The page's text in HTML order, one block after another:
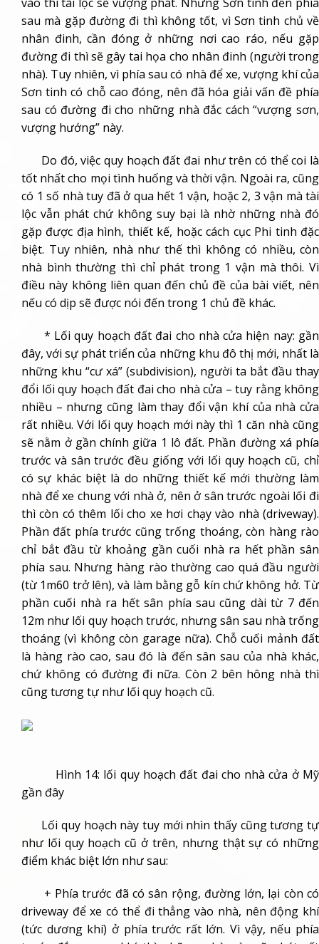
sau mà gặp đường đi thì không tốt, vì Sơn tinh chủ về
nhân đinh, cần đóng ở những nơi cao ráo, nếu gặp
đường đi thì sẽ gây tai họa cho nhân đinh (người trong
nhà). Tuy nhiên, vì phía sau có nhà để xe, vượng khí của
Sơn tinh có chỗ cao đóng, nên đã hóa giải vấn đề phía
sau có đường đi cho những nhà đắc cách “vượng sơn,
vượng hướng” này.
Do đó, việc quy hoạch đất đai như trên có thể coi là
tốt nhất cho mọi tình huống và thời vận. Ngoài ra, cũng
có 1 số nhà tuy đã ở qua hết 1 vận, hoặc 2, 3 vận mà tài
lộc vẫn phát chứ không suy bại là nhờ những nhà đó
gặp được địa hình, thiết kế, hoặc cách cục Phi tinh đặc
biệt. Tuy nhiên, nhà như thế thì không có nhiều, còn
nhà bình thường thì chỉ phát trong 1 vận mà thôi. Vì
điều này không liên quan đến chủ đề của bài viết, nên
nếu có dịp sẽ được nói đến trong 1 chủ đề khác.
* Lối quy hoạch đất đai cho nhà cửa hiện nay: gần
đây, với sự phát triển của những khu đô thị mới, nhất là
những khu “cư xá” (subdivision), người ta bắt đầu thay
đổi lối quy hoạch đất đai cho nhà cửa – tuy rằng không
nhiều – nhưng cũng làm thay đổi vận khí của nhà cửa
rất nhiều. Với lối quy hoạch mới này thì 1 căn nhà cũng
sẽ nằm ở gần chính giữa 1 lô đất. Phần đường xá phía
trước và sân trước đều giống với lối quy hoạch cũ, chỉ
có sự khác biệt là do những thiết kế mới thường làm
nhà để xe chung với nhà ở, nên ở sân trước ngoài lối đi
thì còn có thêm lối cho xe hơi chạy vào nhà (driveway).
Phần đất phía trước cũng trống thoáng, còn hàng rào
chỉ bắt đầu từ khoảng gần cuối nhà ra hết phần sân
phía sau. Nhưng hàng rào thường cao quá đầu người
(từ 1m60 trở lên), và làm bằng gỗ kín chứ không hở. Từ
phần cuối nhà ra hết sân phía sau cũng dài từ 7 đến
12m như lối quy hoạch trước, nhưng sân sau nhà trống
thoáng (vì không còn garage nữa). Chỗ cuối mảnh đất
là hàng rào cao, sau đó là đến sân sau của nhà khác,
chứ không có đường đi nữa. Còn 2 bên hông nhà thì
cũng tương tự như lối quy hoạch cũ.
Hình 14: lối quy hoạch đất đai cho nhà cửa ở Mỹ
gần đây
Lối quy hoạch này tuy mới nhìn thấy cũng tương tự
như lối quy hoạch cũ ở trên, nhưng thật sự có những
điểm khác biệt lớn như sau:
+ Phía trước đã có sân rộng, đường lớn, lại còn có
driveway để xe có thể đi thẳng vào nhà, nên động khí
(tức dương khí) ở phía trước rất lớn. Vì vậy, nếu phía